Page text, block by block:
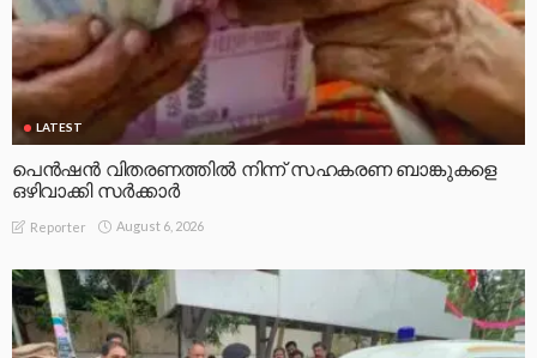
LATEST
പെൻഷൻ വിതരണത്തിൽ നിന്ന് സഹകരണ ബാങ്കുകളെ
ഒഴിവാക്കി സർക്കാർ
Reporter August 6, 2026